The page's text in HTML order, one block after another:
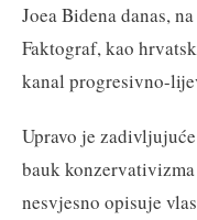
Joea Bidena danas,
Faktograf, kao
kanal progresivno-
Upravo je
bauk
nesvjesno opisuje